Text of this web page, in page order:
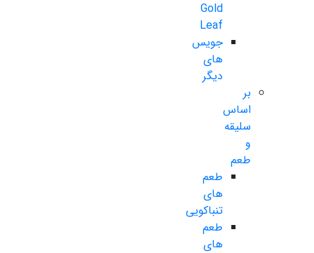
Gold
Leaf
جویس
های
دیگر
بر
اساس
سلیقه
و
طعم
طعم
های
تنباکویی
طعم
های